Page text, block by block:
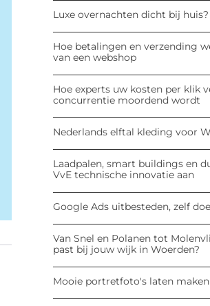
Luxe overnachten dicht bij
Hoe betalingen en verzending
van een webshop
Hoe experts uw kosten per klik
concurrentie moordend wordt
Nederlands elftal kleding voor
Laadpalen, smart buildings en
VvE technische innovatie aan
Google Ads uitbesteden, zelf
Van Snel en Polanen tot
past bij jouw wijk in Woerden?
Mooie portretfoto's laten